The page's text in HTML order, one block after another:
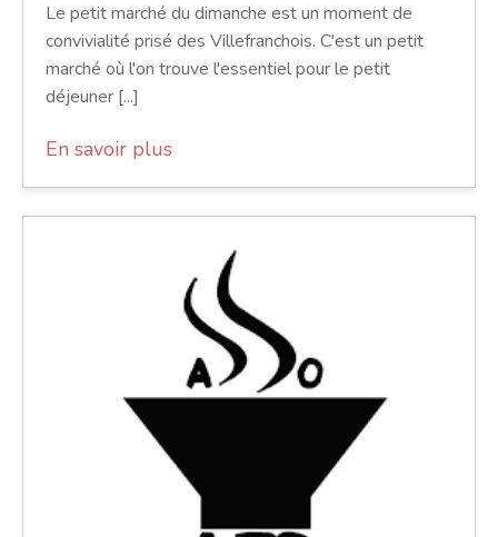
Le petit marché du dimanche est un moment de
convivialité prisé des Villefranchois. C'est un petit
marché où l'on trouve l'essentiel pour le petit
déjeuner [...]
En savoir plus